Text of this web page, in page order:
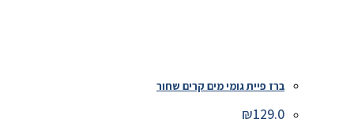
ברז פיית גומי מים קרים שחור
₪129.0